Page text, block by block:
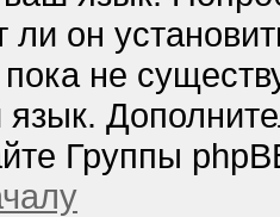
он
не
язык.
Группы